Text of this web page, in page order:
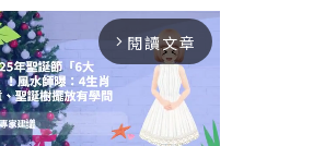
arrow_forward_ios 閱讀文章